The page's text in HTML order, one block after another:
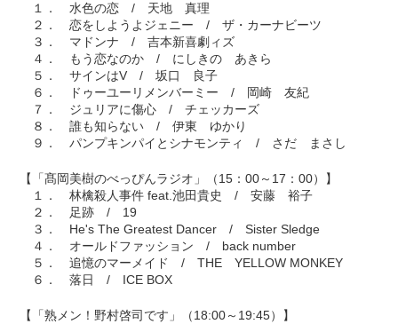
１． 水色の恋 / 天地 真理
２． 恋をしようよジェニー / ザ・カーナビーツ
３． マドンナ / 吉本新喜劇ィズ
４． もう恋なのか / にしきの あきら
５． サインはV / 坂口 良子
６． ドゥーユーリメンバーミー / 岡崎 友紀
７． ジュリアに傷心 / チェッカーズ
８． 誰も知らない / 伊東 ゆかり
９． パンプキンパイとシナモンティ / さだ まさし
【「髙岡美樹のべっぴんラジオ」（15：00～17：00）】
１． 林檎殺人事件 feat.池田貴史 / 安藤 裕子
２． 足跡 / 19
３． He's The Greatest Dancer / Sister Sledge
４． オールドファッション / back number
５． 追憶のマーメイド / THE YELLOW MONKEY
６． 落日 / ICE BOX
【「熟メン！野村啓司です」（18:00～19:45）】